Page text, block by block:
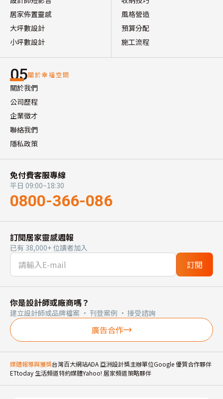
居家佈置靈感
大坪數設計
小坪數設計
風格營造
預算分配
施工流程
05關於幸福空間
關於我們
公司歷程
企業徵才
聯絡我們
隱私政策
免付費客服專線
平日 09:00~18:30
0800-366-086
訂閱居家靈感週報
已有 38,000+ 位讀者加入
訂閱
你是設計師或廠商嗎？
建立設計師或品牌檔案 · 刊登案例 · 接受諮詢
廣告合作
媒體報導與獲獎台灣百大網站ADA 亞洲設計獎主辦單位Google 優質合作夥伴
ETtoday 生活頻道特約媒體Yahoo! 居家頻道策略夥伴